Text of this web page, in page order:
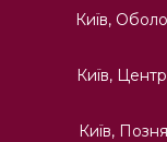
Київ,
Київ,
Київ,